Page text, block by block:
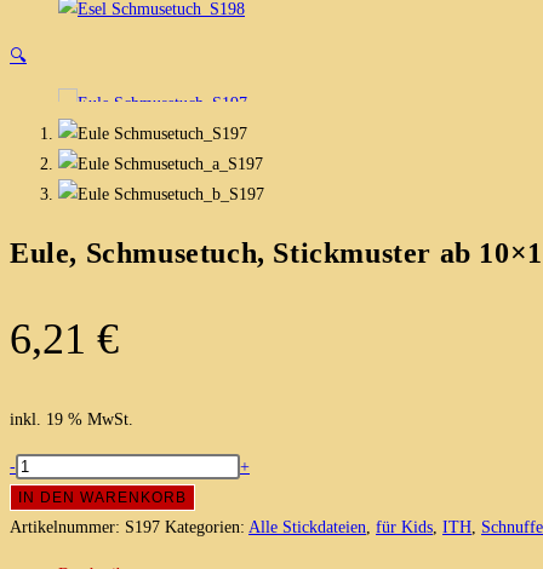
🔍
Eule, Schmusetuch, Stickmuster ab
6,21 €
inkl. 19 % MwSt.
Eule,
Schmusetuch,
Stickmuster
- +
IN DEN WARENKORB
Artikelnummer: S197 Kategorien: Alle Stickdateien für Kids ITH